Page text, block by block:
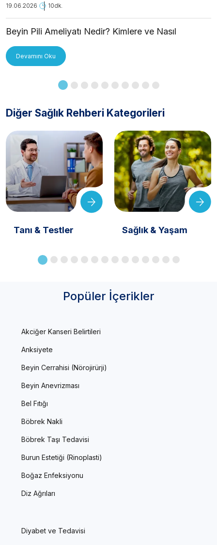
19.06.2026 10dk.
Beyin Pili Ameliyatı Nedir? Kimlere ve Nasıl
Devamını Oku
Diğer Sağlık Rehberi Kategorileri
Tanı & Testler Sağlık & Yaşam
Popüler İçerikler
Akciğer Kanseri Belirtileri
Anksiyete
Beyin Cerrahisi (Nörojirürji)
Beyin Anevrizması
Bel Fıtığı
Böbrek Nakli
Böbrek Taşı Tedavisi
Burun Estetiği (Rinoplasti)
Boğaz Enfeksiyonu
Diz Ağrıları
Diyabet ve Tedavisi